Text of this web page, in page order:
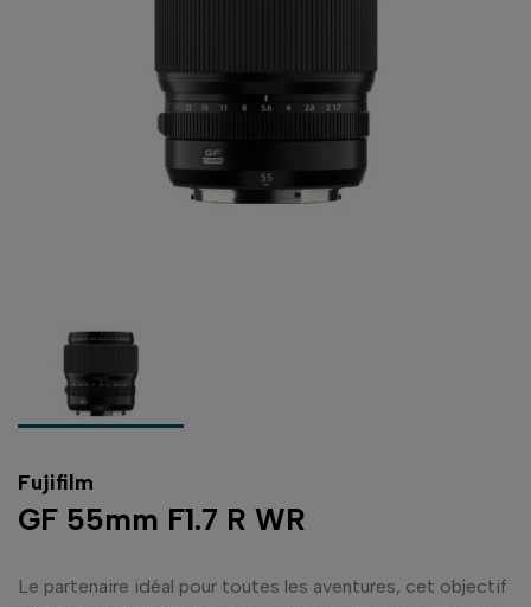
Fujifilm
GF 55mm F1.7 R WR
Le partenaire idéal pour toutes les aventures, cet objectif